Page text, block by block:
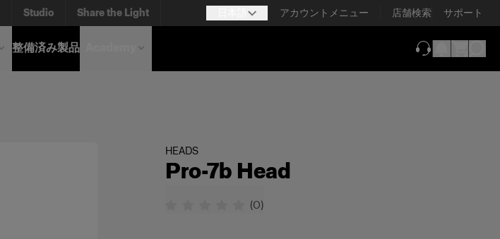
Studio Share the Light アカウントメニュー 店舗検索 サポート
整備済み製品
HEADS
Pro-7b Head
(0)